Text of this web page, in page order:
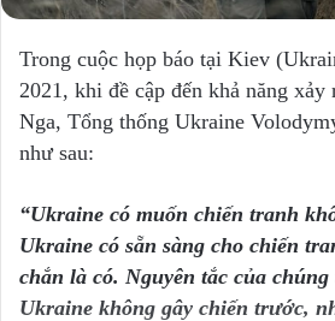
Trong cuộc họp báo tại Kiev
2021, khi đề cập đến khả năng
Nga, Tổng thống Ukraine
như sau:
“Ukraine có muốn chiến tranh
Ukraine có sẵn sàng cho chiến
chắn là có. Nguyên tắc của
Ukraine không gây chiến trước,